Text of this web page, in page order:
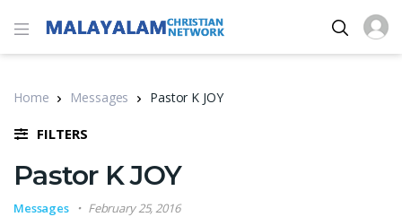
Home Messages Pastor K JOY
FILTERS
Pastor K JOY
Messages February 25, 2016